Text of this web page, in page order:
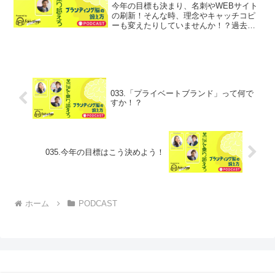
今年の目標も決まり、名刺やWEBサイト
の刷新！そんな時、理念やキャッチコピ
ーも変えたりしていませんか！？過去の
033.「プライベートブランド」って何で
すか！？
035.今年の目標はこう決めよう！
ホーム PODCAST